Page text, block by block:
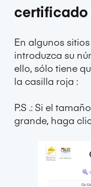
certificado
En algunos
introduzca su
ello, sólo tiene
la casilla roja :
P.S .: Si el
grande, haga